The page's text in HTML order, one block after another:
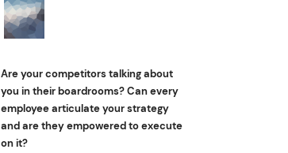
Are your competitors talking about
you in their boardrooms? Can every
employee articulate your strategy
and are they empowered to execute
on it?